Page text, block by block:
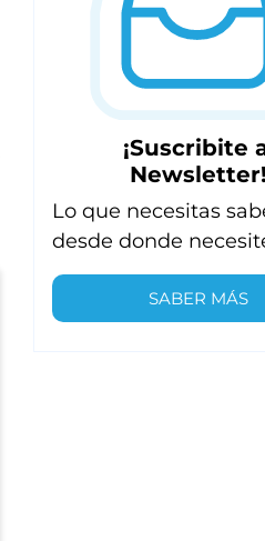
¡Suscribite
Newsletter!
Lo que necesitas
desde donde
SABER MÁS